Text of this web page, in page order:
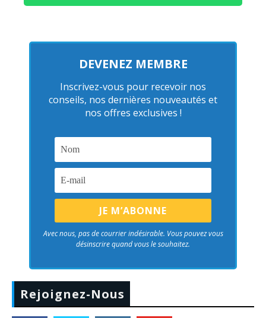
DEVENEZ MEMBRE
Inscrivez-vous pour recevoir nos
conseils, nos dernières nouveautés et
nos offres exclusives !
Avec nous, pas de courrier indésirable. Vous pouvez vous
désinscrire quand vous le souhaitez.
Rejoignez-Nous